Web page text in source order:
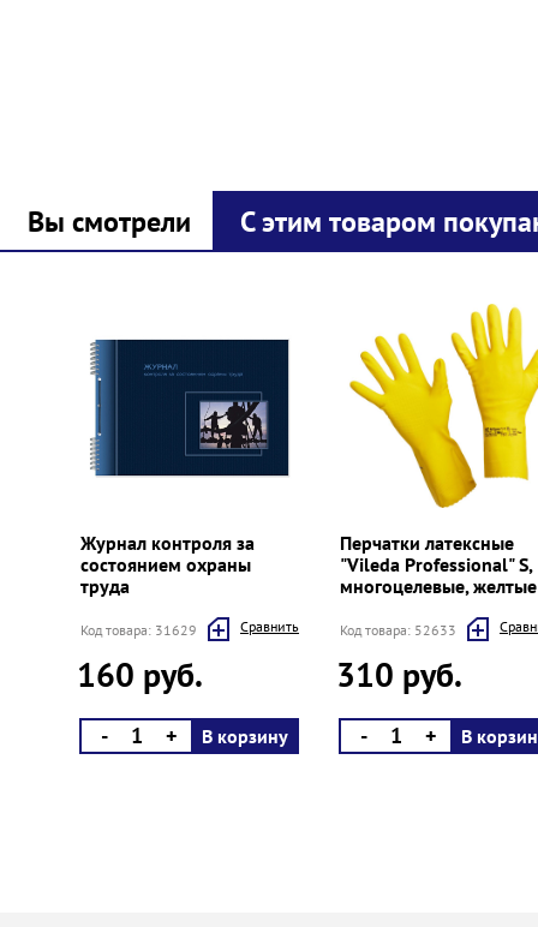
Вы смотрели С этим товаром
Журнал контроля за
состоянием охраны
труда
Код товара: 31629 Cравнить
160 руб.
- + В корзину
Перчатки латексные
"Vileda Professional" S,
многоцелевые, желтые
Код товара: 52633
310 руб.
- + В